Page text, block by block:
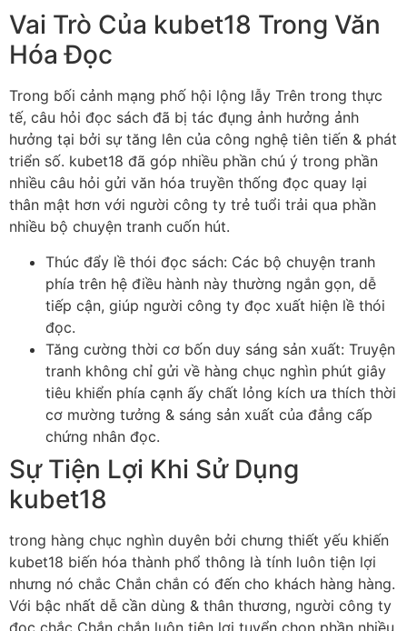
Vai Trò Của kubet18 Trong Văn
Hóa Đọc
Trong bối cảnh mạng phố hội lộng lẫy Trên trong thực
tế, câu hỏi đọc sách đã bị tác đụng ảnh hưởng ảnh
hưởng tại bởi sự tăng lên của công nghệ tiên tiến & phát
triển số. kubet18 đã góp nhiều phần chú ý trong phần
nhiều câu hỏi gửi văn hóa truyền thống đọc quay lại
thân mật hơn với người công ty trẻ tuổi trải qua phần
nhiều bộ chuyện tranh cuốn hút.
Thúc đẩy lề thói đọc sách: Các bộ chuyện tranh
phía trên hệ điều hành này thường ngắn gọn, dễ
tiếp cận, giúp người công ty đọc xuất hiện lề thói
đọc.
Tăng cường thời cơ bốn duy sáng sản xuất: Truyện
tranh không chỉ gửi về hàng chục nghìn phút giây
tiêu khiển phía cạnh ấy chất lỏng kích ưa thích thời
cơ mường tưởng & sáng sản xuất của đẳng cấp
chứng nhân đọc.
Sự Tiện Lợi Khi Sử Dụng
kubet18
trong hàng chục nghìn duyên bởi chưng thiết yếu khiến
kubet18 biến hóa thành phổ thông là tính luôn tiện lợi
nhưng nó chắc Chắn chắn có đến cho khách hàng hàng.
Với bậc nhất dễ cần dùng & thân thương, người công ty
đọc chắc Chắn chắn luôn tiện lợi tuyển chọn phần nhiều